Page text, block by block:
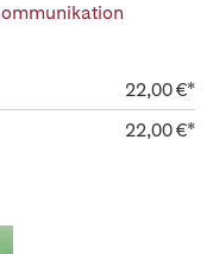
22,00 €*
22,00 €*